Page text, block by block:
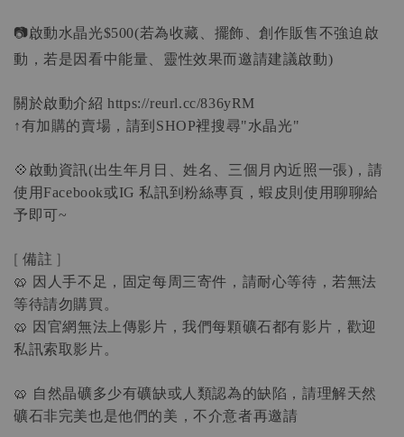
📷啟動水晶光$500(若為收藏、擺飾、創作販售不強迫啟
動，若是因看中能量、靈性效果而邀請建議啟動)
關於啟動介紹 https://reurl.cc/836yRM
↑有加購的賣場，請到SHOP裡搜尋"水晶光"
💠啟動資訊(出生年月日、姓名、三個月內近照一張) ，請
使用Facebook或IG私訊到粉絲專頁，蝦皮則使用聊聊給
予即可~
[ 備註 ]
🥨 因人手不足，固定每周三寄件，請耐心等待，若無法
等待請勿購買。
🥨 因官網無法上傳影片，我們每顆礦石都有影片，歡迎
私訊索取影片。
🥨 自然晶礦多少有礦缺或人類認為的缺陷，請理解天然
礦石非完美也是他們的美，不介意者再邀請